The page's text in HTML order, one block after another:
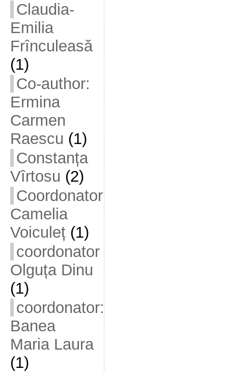
Claudia-
Emilia
Frînculeasă
(1)
Co-author:
Ermina
Carmen
Raescu (1)
Constanța
Vîrtosu (2)
Coordonator
Camelia
Voiculeț(1)
coordonator
Olguța Dinu
(1)
coordonator:
Banea
Maria Laura
(1)